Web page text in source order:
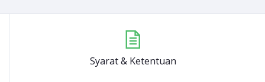
Syarat & Ketentuan